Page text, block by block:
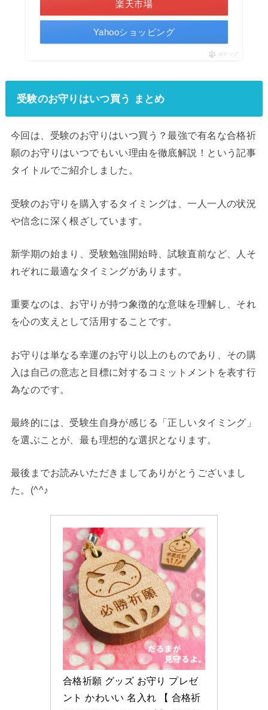
楽天市場
Yahooショッピング
ポチップ
受験のお守りはいつ買う まとめ
今回は、受験のお守りはいつ買う？最強で有名な合格祈
願のお守りはいつでもいい理由を徹底解説！という記事
タイトルでご紹介しました。
受験のお守りを購入するタイミングは、一人一人の状況
や信念に深く根ざしています。
新学期の始まり、受験勉強開始時、試験直前など、人そ
れぞれに最適なタイミングがあります。
重要なのは、お守りが持つ象徴的な意味を理解し、それ
を心の支えとして活用することです。
お守りは単なる幸運のお守り以上のものであり、その購
入は自己の意志と目標に対するコミットメントを表す行
為なのです。
最終的には、受験生自身が感じる「正しいタイミング」
を選ぶことが、最も理想的な選択となります。
最後までお読みいただきましてありがとうございまし
た。(^^♪
合格祈願 グッズ お守り プレゼ
ント かわいい 名入れ 【 合格祈